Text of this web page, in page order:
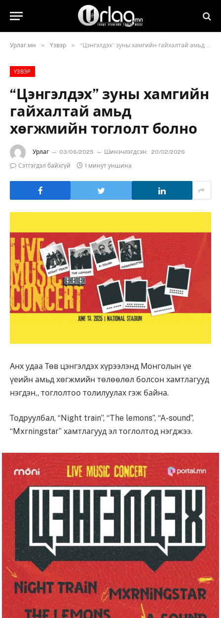
Урлаг.мн » Үзвэр » “Цэнгэлдэх” зуны хамгийн гайхалтай амьд хөгжмийн тоглолт болно
ҮЗВЭР
“Цэнгэлдэх” зуны хамгийн
гайхалтай амьд
хөгжмийн тоглолт болно
Урлаг 03/06/2025 Шинэчлэгдсэн: 20/02/2026
Сэтгэгдэл байхгүй
1 минут уншина
Анх удаа Төв цэнгэлдэх хүрээлэнд Монголын үе
үеийн амьд хөгжмийн төлөөлөл болсон хамтлагууд
нэгдэн,, тоглолтоо толилуулах гэж байна.
Тодруулбал, “Night train”, “The lemons”, “A-sound”,
“Mxrningstar” хамтлагууд эл тоглолтод нэгджээ.